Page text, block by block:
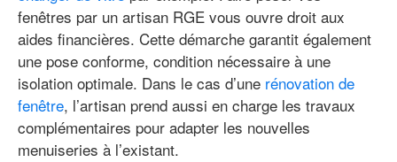
fenêtres par un artisan RGE vous ouvre droit aux
aides financières. Cette démarche garantit également
une pose conforme, condition nécessaire à une
isolation optimale. Dans le cas d’une rénovation de
fenêtre, l’artisan prend aussi en charge les travaux
complémentaires pour adapter les nouvelles
menuiseries à l’existant.